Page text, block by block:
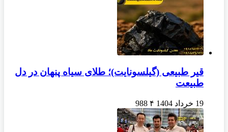
قیر طبیعی (گیلسونایت)؛ طلای سیاه پنهان در دل
طبیعت
19 خرداد 1404 ۴ 988